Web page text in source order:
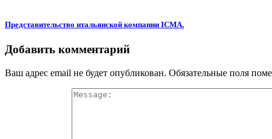
Представительство итальянской компании ICMA.
Добавить комментарий
Ваш адрес email не будет опубликован. Обязательные поля